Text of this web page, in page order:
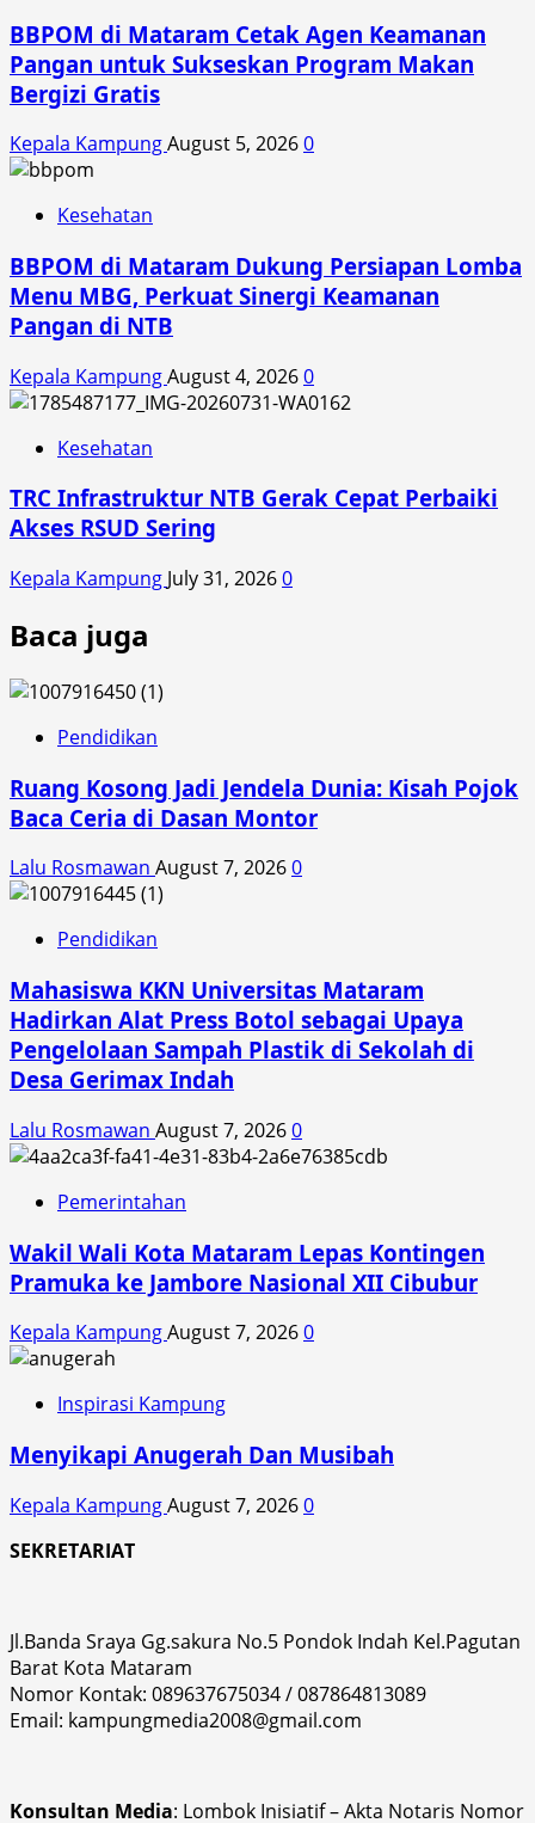
BBPOM di Mataram Cetak Agen Keamanan
Pangan untuk Sukseskan Program Makan
Bergizi Gratis
Kepala KampungAugust 5, 20260
Kesehatan
BBPOM di Mataram Dukung Persiapan Lomba
Menu MBG, Perkuat Sinergi Keamanan
Pangan di NTB
Kepala KampungAugust 4, 20260
Kesehatan
TRC Infrastruktur NTB Gerak Cepat Perbaiki
Akses RSUD Sering
Kepala Kampung July 31, 20260
Baca juga
Pendidikan
Ruang Kosong Jadi Jendela Dunia: Kisah Pojok
Baca Ceria di Dasan Montor
Lalu Rosmawan August 7, 20260
Pendidikan
Mahasiswa KKN Universitas Mataram
Hadirkan Alat Press Botol sebagai Upaya
Pengelolaan Sampah Plastik di Sekolah di
Desa Gerimax Indah
Lalu Rosmawan August 7, 20260
Pemerintahan
Wakil Wali Kota Mataram Lepas Kontingen
Pramuka ke Jambore Nasional XII Cibubur
Kepala KampungAugust 7, 20260
Inspirasi Kampung
Menyikapi Anugerah Dan Musibah
Kepala KampungAugust 7, 20260
SEKRETARIAT
Jl.Banda Sraya Gg.sakura No.5 Pondok Indah Kel.Pagutan
Barat Kota Mataram
Nomor Kontak: 089637675034 / 087864813089
Email: kampungmedia2008@gmail.com
Konsultan Media: Lombok Inisiatif – Akta Notaris Nomor